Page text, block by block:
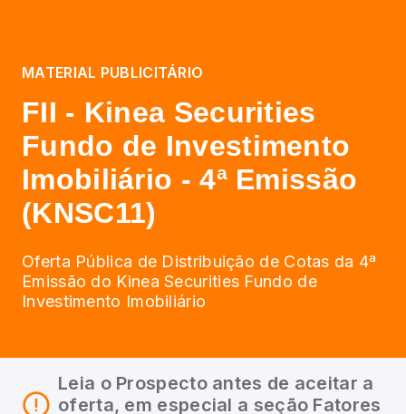
MATERIAL PUBLICITÁRIO
FII - Kinea Securities
Fundo de Investimento
Imobiliário - 4ª Emissão
(KNSC11)
Oferta Pública de Distribuição de Cotas da 4ª
Emissão do Kinea Securities Fundo de
Investimento Imobiliário
Leia o Prospecto antes de aceitar a
oferta, em especial a seção Fatores